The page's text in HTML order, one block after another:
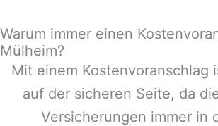
Warum immer einen
Mülheim?
Mit einem Kostenvoranschlag
auf der sicheren Seite, da
Versicherungen immer in